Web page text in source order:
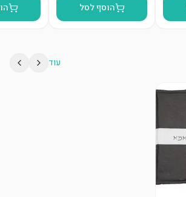
הוסף לסל
עוד